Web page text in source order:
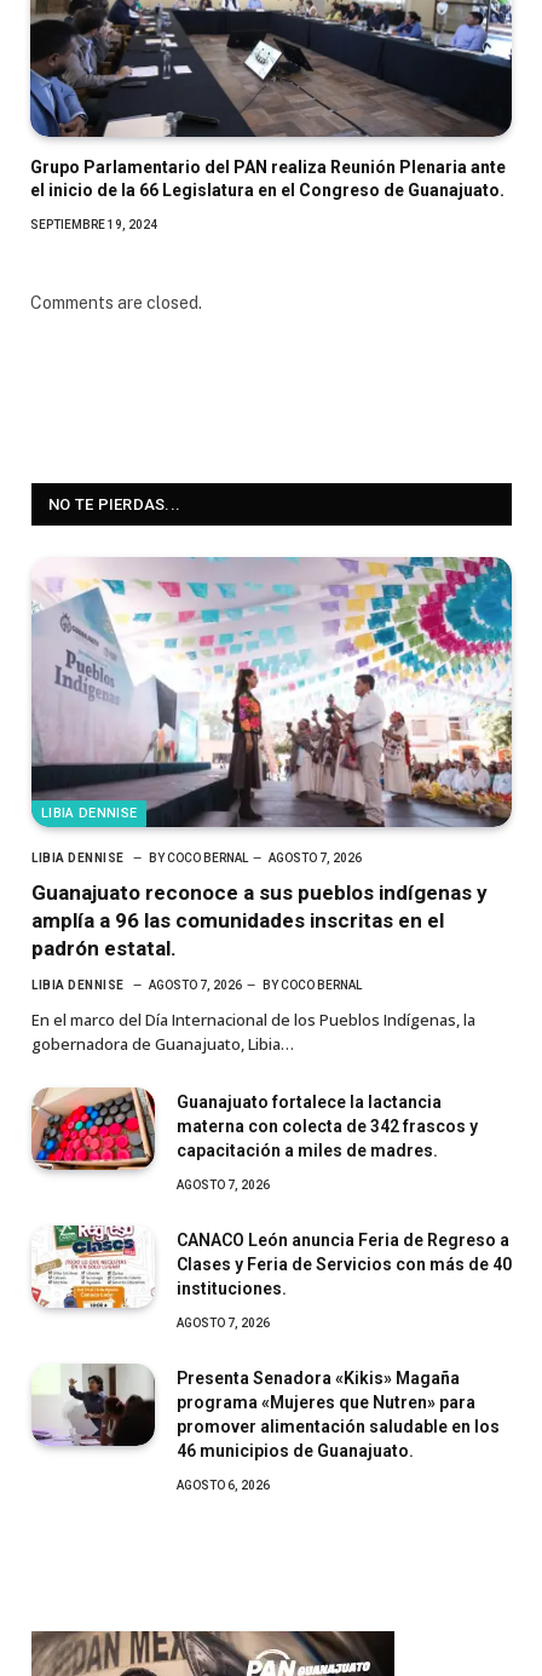
Grupo Parlamentario del PAN realiza Reunión Plenaria ante
el inicio de la 66 Legislatura en el Congreso de Guanajuato.
SEPTIEMBRE 19, 2024
Comments are closed.
NO TE PIERDAS...
LIBIA DENNISE
LIBIA DENNISE BY COCO BERNAL AGOSTO 7, 2026
Guanajuato reconoce a sus pueblos indígenas y
amplía a 96 las comunidades inscritas en el
padrón estatal.
LIBIA DENNISE AGOSTO 7, 2026 BY COCO BERNAL
En el marco del Día Internacional de los Pueblos Indígenas, la
gobernadora de Guanajuato, Libia…
Guanajuato fortalece la lactancia
materna con colecta de 342 frascos y
capacitación a miles de madres.
AGOSTO 7, 2026
CANACO León anuncia Feria de Regreso a
Clases y Feria de Servicios con más de 40
instituciones.
AGOSTO 7, 2026
Presenta Senadora «Kikis» Magaña
programa «Mujeres que Nutren» para
promover alimentación saludable en los
46 municipios de Guanajuato.
AGOSTO 6, 2026